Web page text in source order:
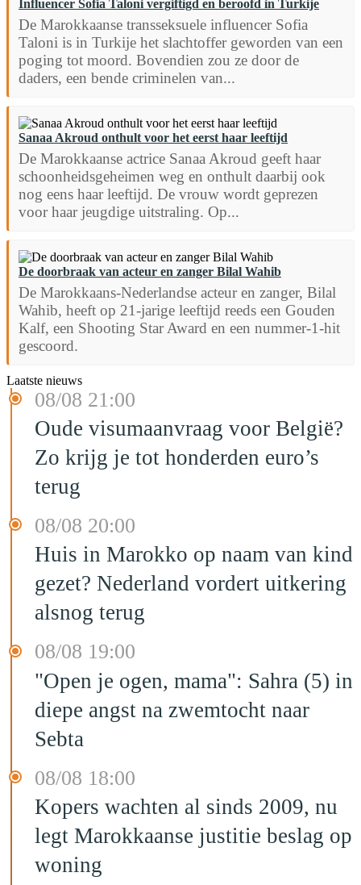
Influencer Sofia Taloni vergiftigd en beroofd in Turkije
De Marokkaanse transseksuele influencer Sofia
Taloni is in Turkije het slachtoffer geworden van een
poging tot moord. Bovendien zou ze door de
daders, een bende criminelen van...
Sanaa Akroud onthult voor het eerst haar leeftijd
De Marokkaanse actrice Sanaa Akroud geeft haar
schoonheidsgeheimen weg en onthult daarbij ook
nog eens haar leeftijd. De vrouw wordt geprezen
voor haar jeugdige uitstraling. Op...
De doorbraak van acteur en zanger Bilal Wahib
De Marokkaans-Nederlandse acteur en zanger, Bilal
Wahib, heeft op 21-jarige leeftijd reeds een Gouden
Kalf, een Shooting Star Award en een nummer-1-hit
gescoord.
Laatste nieuws
08/08 21:00
Oude visumaanvraag voor België?
Zo krijg je tot honderden euro’s
terug
08/08 20:00
Huis in Marokko op naam van kind
gezet? Nederland vordert uitkering
alsnog terug
08/08 19:00
"Open je ogen, mama": Sahra (5) in
diepe angst na zwemtocht naar
Sebta
08/08 18:00
Kopers wachten al sinds 2009, nu
legt Marokkaanse justitie beslag op
woning